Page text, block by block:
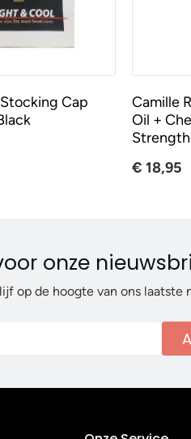
Cap
Camille
Oil +
€ 18,95
onze
op de hoogte van ons laatste